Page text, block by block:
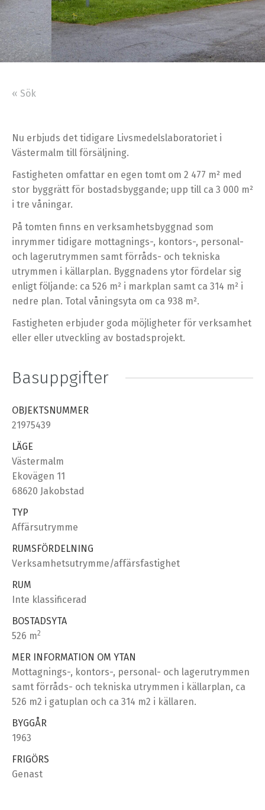
« Sök
Nu erbjuds det tidigare Livsmedelslaboratoriet i
Västermalm till försäljning.
Fastigheten omfattar en egen tomt om 2 477 m² med
stor byggrätt för bostadsbyggande; upp till ca 3 000 m²
i tre våningar.
På tomten finns en verksamhetsbyggnad som
inrymmer tidigare mottagnings-, kontors-, personal-
och lagerutrymmen samt förråds- och tekniska
utrymmen i källarplan. Byggnadens ytor fördelar sig
enligt följande: ca 526 m² i markplan samt ca 314 m² i
nedre plan. Total våningsyta om ca 938 m².
Fastigheten erbjuder goda möjligheter för verksamhet
eller eller utveckling av bostadsprojekt.
Basuppgifter
OBJEKTSNUMMER
21975439
LÄGE
Västermalm
Ekovägen 11
68620 Jakobstad
TYP
Affärsutrymme
RUMSFÖRDELNING
Verksamhetsutrymme/affärsfastighet
RUM
Inte klassificerad
BOSTADSYTA
526 m2
MER INFORMATION OM YTAN
Mottagnings-, kontors-, personal- och lagerutrymmen
samt förråds- och tekniska utrymmen i källarplan, ca
526 m2 i gatuplan och ca 314 m2 i källaren.
BYGGÅR
1963
FRIGÖRS
Genast